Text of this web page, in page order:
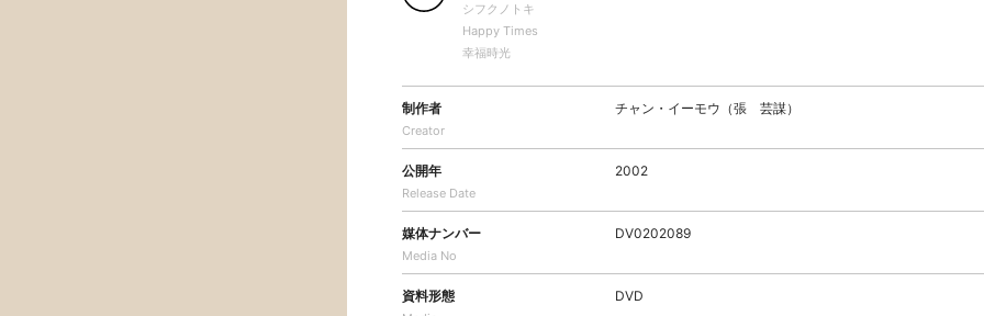
シフクノトキ
Happy Times
幸福時光
制作者
Creator
チャン・イーモウ（張 芸謀）
公開年
Release Date
2002
媒体ナンバー
Media No
DV0202089
資料形態 DVD